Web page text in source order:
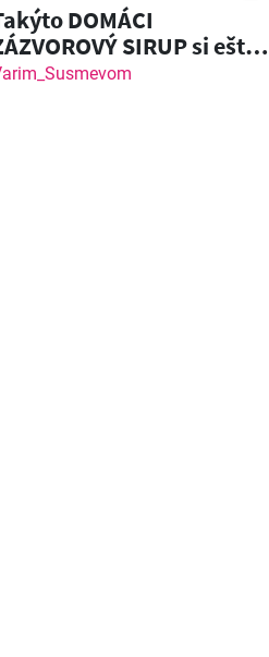
DOMÁCI
SIRUP si ešte
nemal! Zázvorový Shot